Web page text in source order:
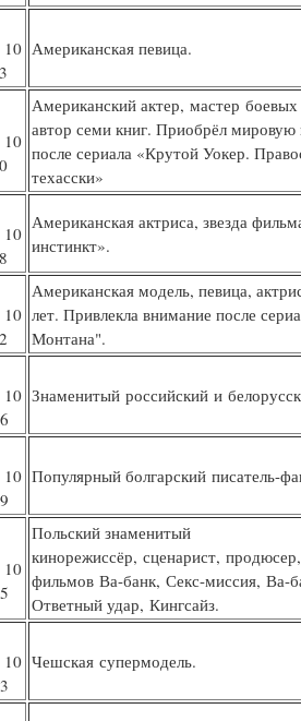
10 Американская певица.
10
Американский актер, мастер боевых
автор семи книг. Приобрёл мировую
после сериала «Крутой Уокер.
техасски»
10
Американская актриса, звезда
инстинкт».
10
Американская модель, певица,
лет. Привлекла внимание после
Монтана".
10 Знаменитый российский и
10 Популярный болгарский писатель-
10
Польский знаменитый
кинорежиссёр, сценарист,
фильмов Ва-банк, Секс-миссия, Ва-
Ответный удар, Кингсайз.
10 Чешская супермодель.